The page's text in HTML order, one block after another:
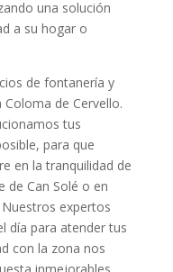
una solución
a su hogar o
de fontanería y
de Cervello.
tus
para que
en la tranquilidad de
de Can Solé o en
expertos
día para atender tus
con la zona nos